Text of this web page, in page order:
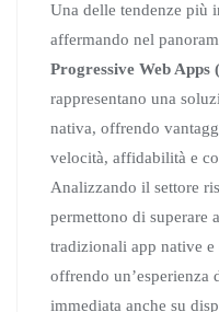
Una delle tendenze più
affermando nel
Progressive Web Apps
rappresentano una
nativa, offrendo
velocità, affidabilità e
Analizzando il settore
permettono di superare
tradizionali app native
offrendo
immediata anche su